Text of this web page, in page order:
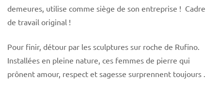
demeures, utilise comme siège de son entreprise ! Cadre
de travail original !
Pour finir, détour par les sculptures sur roche de Rufino.
Installées en pleine nature, ces femmes de pierre qui
prônent amour, respect et sagesse surprennent toujours .